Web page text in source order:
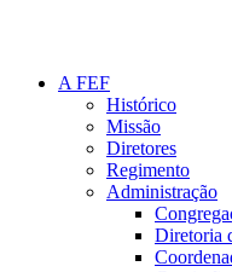
A FEF
Histórico
Missão
Diretores
Regimento
Administração
Diretoria